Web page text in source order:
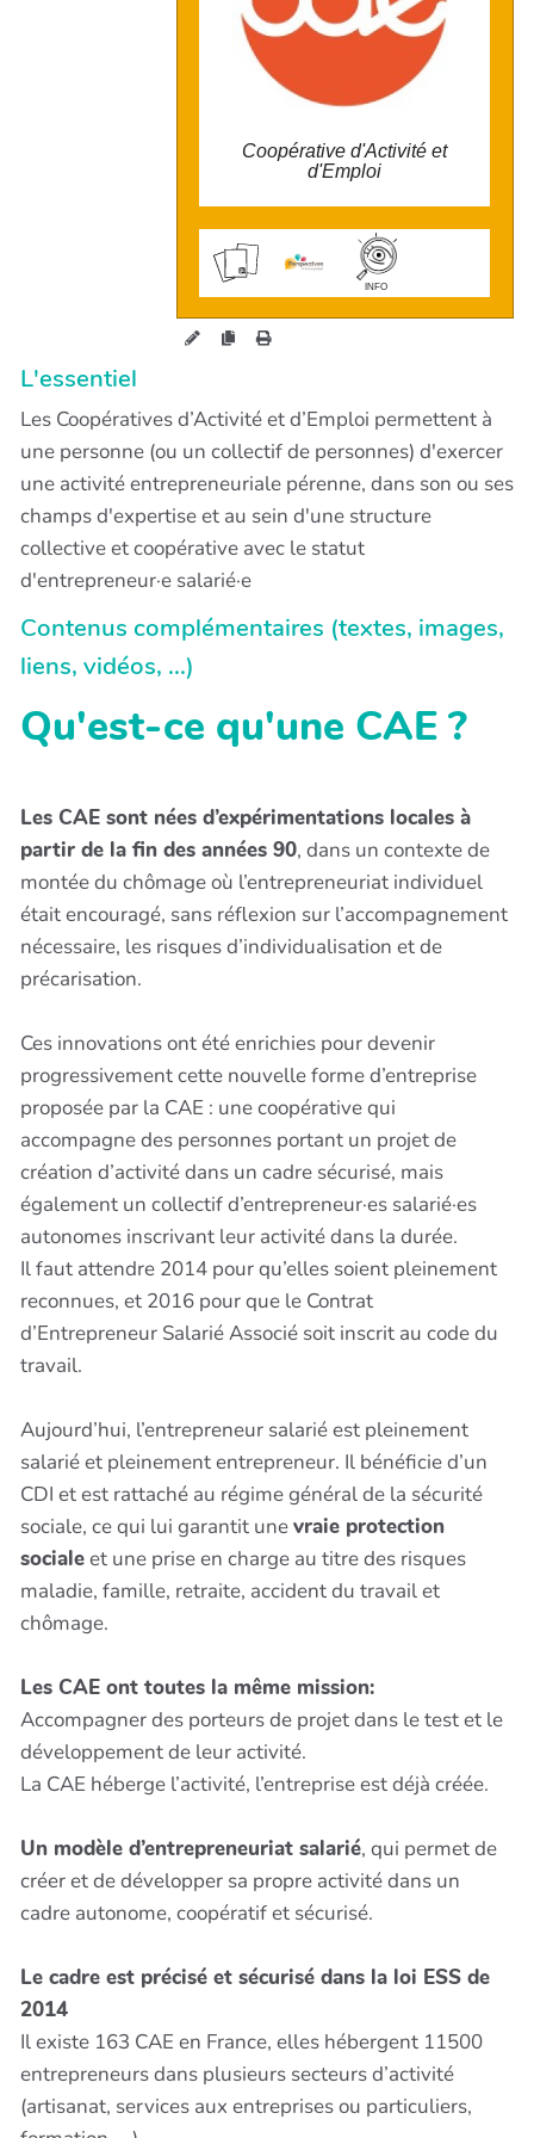
Coopérative d'Activité et
d'Emploi
INFO
wiki.perspectives.coop/?CaE
L'essentiel
Les Coopératives d’Activité et d’Emploi permettent à
une personne (ou un collectif de personnes) d'exercer
une activité entrepreneuriale pérenne, dans son ou ses
champs d'expertise et au sein d'une structure
collective et coopérative avec le statut
d'entrepreneur·e salarié·e
Contenus complémentaires (textes, images,
liens, vidéos, ...)
Qu'est-ce qu'une CAE ?
Les CAE sont nées d’expérimentations locales à
partir de la fin des années 90, dans un contexte de
montée du chômage où l’entrepreneuriat individuel
était encouragé, sans réflexion sur l’accompagnement
nécessaire, les risques d’individualisation et de
précarisation.
Ces innovations ont été enrichies pour devenir
progressivement cette nouvelle forme d’entreprise
proposée par la CAE : une coopérative qui
accompagne des personnes portant un projet de
création d’activité dans un cadre sécurisé, mais
également un collectif d’entrepreneur·es salarié·es
autonomes inscrivant leur activité dans la durée.
Il faut attendre 2014 pour qu’elles soient pleinement
reconnues, et 2016 pour que le Contrat
d’Entrepreneur Salarié Associé soit inscrit au code du
travail.
Aujourd’hui, l’entrepreneur salarié est pleinement
salarié et pleinement entrepreneur. Il bénéficie d’un
CDI et est rattaché au régime général de la sécurité
sociale, ce qui lui garantit unevraie protection
socialeet une prise en charge au titre des risques
maladie, famille, retraite, accident du travail et
chômage.
Les CAE ont toutes la même mission:
Accompagner des porteurs de projet dans le test et le
développement de leur activité.
La CAE héberge l’activité, l’entreprise est déjà créée.
Un modèle d’entrepreneuriat salarié, qui permet de
créer et de développer sa propre activité dans un
cadre autonome, coopératif et sécurisé.
Le cadre est précisé et sécurisé dans la loi ESS de
2014
Il existe 163 CAE en France, elles hébergent 11500
entrepreneurs dans plusieurs secteurs d’activité
(artisanat, services aux entreprises ou particuliers,